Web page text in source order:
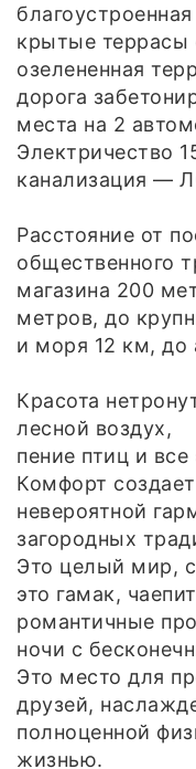
крытые террасы
озелененная
дорога
места на 2
Электричество
канализация —
Расстояние от
общественного
магазина 200
метров, до
и моря 12 км, до
Красота
лесной воздух,
пение птиц и все
Комфорт
невероятной
загородных
Это целый мир,
это гамак,
романтичные
ночи с
Это место для
друзей,
полноценной
жизнью.